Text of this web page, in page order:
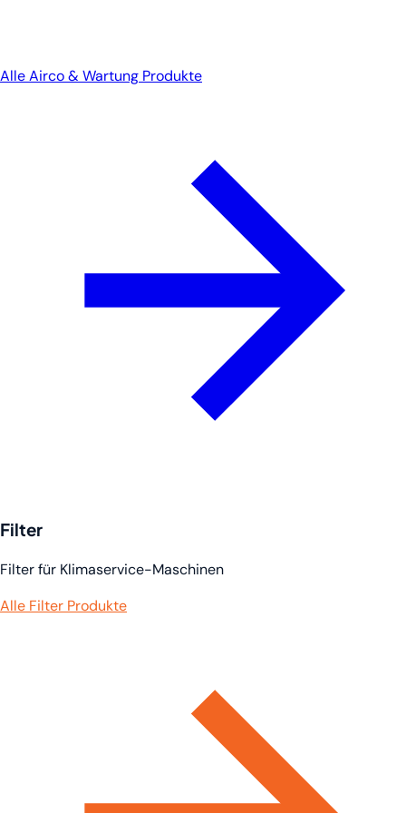
Alle Airco & Wartung Produkte
Filter
Filter für Klimaservice-Maschinen
Alle Filter Produkte